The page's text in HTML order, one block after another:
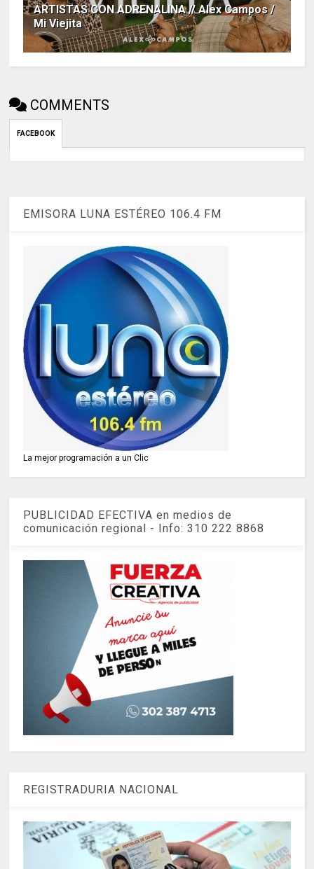
ARTISTAS CON ADRENALINA // Alex Campos /
Mi Viejita
COMMENTS
FACEBOOK
EMISORA LUNA ESTÉREO 106.4 FM
La mejor programación a un Clic
PUBLICIDAD EFECTIVA en medios de
comunicación regional - Info: 310 222 8868
REGISTRADURIA NACIONAL